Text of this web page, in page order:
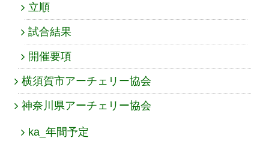
立順
試合結果
開催要項
横須賀市アーチェリー協会
神奈川県アーチェリー協会
ka_年間予定